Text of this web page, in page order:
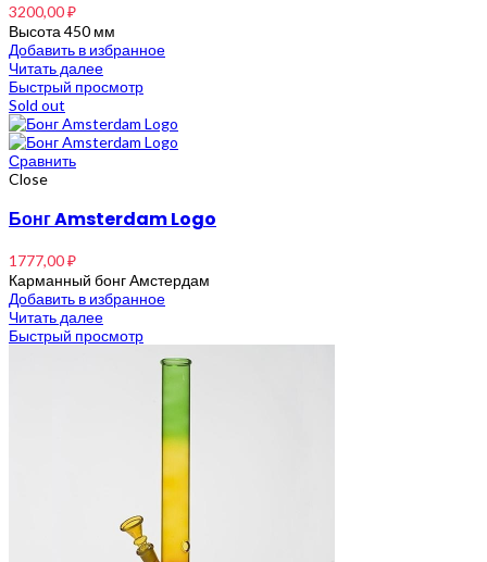
3200,00₽
Высота 450 мм
Добавить в избранное
Читать далее
Быстрый просмотр
Sold out
Сравнить
Close
Бонг Amsterdam Logo
1777,00₽
Карманный бонг Амстердам
Добавить в избранное
Читать далее
Быстрый просмотр